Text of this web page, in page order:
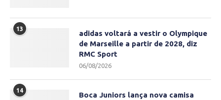
13
adidas voltará a vestir o Olympique
de Marseille a partir de 2028, diz
RMC Sport
06/08/2026
14
Boca Juniors lança nova camisa